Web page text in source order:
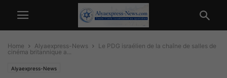
Home Alyaexpress-News
Le PDG israélien de la chaîne de salles de
cinéma britannique a...
Alyaexpress-News